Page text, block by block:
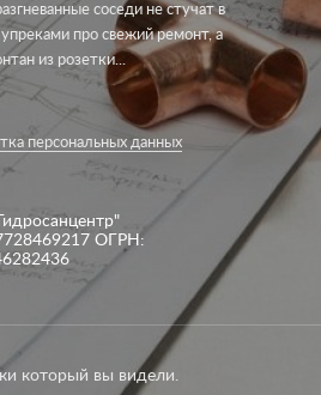
соседи не стучат в
про свежий ремонт, а
из розетки...
персональных данных
ОГРН:
который вы видели.